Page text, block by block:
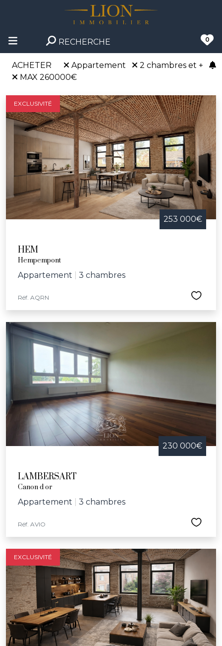
RECHERCHE 0
ACHETER Appartement
2 chambres et +
MAX 260000€
EXCLUSIVITÉ
253 000€
HEM
Hempempont
Appartement 3 chambres
Réf. AQRN
230 000€
LAMBERSART
Canon d or
Appartement 3 chambres
Réf. AVIO
EXCLUSIVITÉ